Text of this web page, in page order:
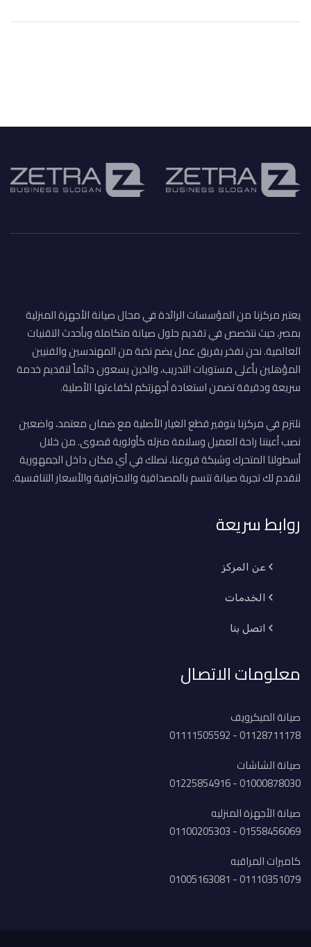
يعتبر مركزنا من المؤسسات الرائدة في مجال صيانة الأجهزة المنزلية
بمصر، حيث نتخصص في تقديم حلول صيانة متكاملة وبأحدث التقنيات
العالمية. نحن نفخر بفريق عمل يضم نخبة من المهندسين والفنيين
المؤهلين بأعلى مستويات التدريب، والذين يسعون دائماً لتقديم خدمة
سريعة ودقيقة تضمن استعادة أجهزتكم لكفاءتها الأصلية.
نلتزم في مركزنا بتوفير قطع الغيار الأصلية مع ضمان معتمد، واضعين
نصب أعيننا راحة العميل وسلامة منزله كأولوية قصوى. من خلال
أسطولنا المتحرك وشبكة فروعنا، نصلك في أي مكان داخل الجمهورية
لنقدم لك تجربة صيانة تتسم بالمصداقية والاحترافية والأسعار التنافسية.
روابط سريعة
عن المركز
الخدمات
اتصل بنا
معلومات الاتصال
صيانة الميكرويف
01128711178 - 01111505592
صيانة الشاشات
01000878030 - 01225854916
صيانة الأجهزة المنزليه
01558456069 - 01100205303
كاميرات المراقبه
01110351079 - 01005163081